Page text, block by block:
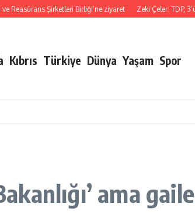
Şirketleri Birliği’ne ziyaret Zeki Çeler: TDP, 3’üncü
Kıbrıs Türkiye Dünya Yaşam Spor
ama